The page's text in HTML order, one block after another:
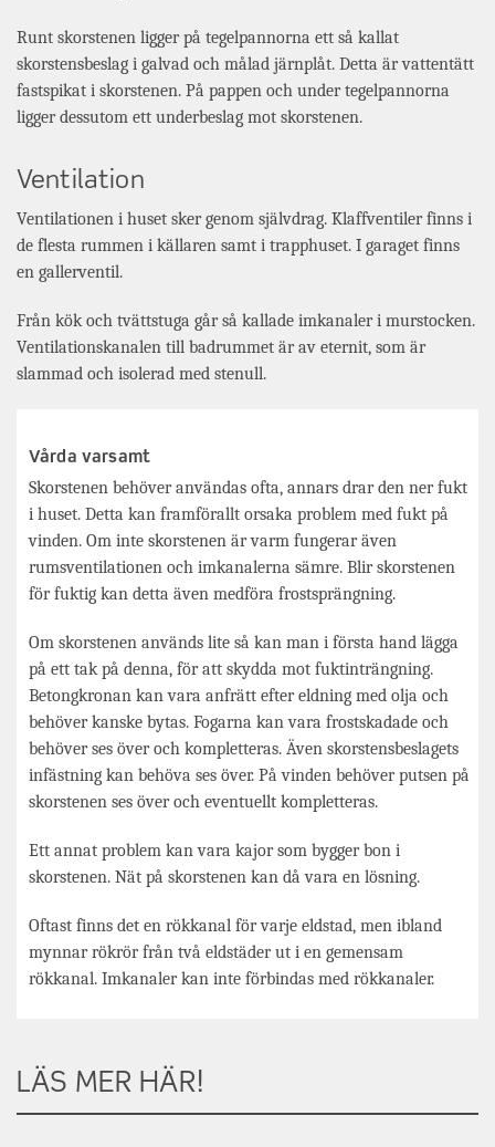
Runt skorstenen ligger på tegelpannorna ett så kallat
skorstensbeslag i galvad och målad järnplåt. Detta är vattentätt
fastspikat i skorstenen. På pappen och under tegelpannorna
ligger dessutom ett underbeslag mot skorstenen.
Ventilation
Ventilationen i huset sker genom självdrag. Klaffventiler finns i
de flesta rummen i källaren samt i trapphuset. I garaget finns
en gallerventil.
Från kök och tvättstuga går så kallade imkanaler i murstocken.
Ventilationskanalen till badrummet är av eternit, som är
slammad och isolerad med stenull.
Vårda varsamt
Skorstenen behöver användas ofta, annars drar den ner fukt
i huset. Detta kan framförallt orsaka problem med fukt på
vinden. Om inte skorstenen är varm fungerar även
rumsventilationen och imkanalerna sämre. Blir skorstenen
för fuktig kan detta även medföra frostsprängning.
Om skorstenen används lite så kan man i första hand lägga
på ett tak på denna, för att skydda mot fuktinträngning.
Betongkronan kan vara anfrätt efter eldning med olja och
behöver kanske bytas. Fogarna kan vara frostskadade och
behöver ses över och kompletteras. Även skorstensbeslagets
infästning kan behöva ses över. På vinden behöver putsen på
skorstenen ses över och eventuellt kompletteras.
Ett annat problem kan vara kajor som bygger bon i
skorstenen. Nät på skorstenen kan då vara en lösning.
Oftast finns det en rökkanal för varje eldstad, men ibland
mynnar rökrör från två eldstäder ut i en gemensam
rökkanal. Imkanaler kan inte förbindas med rökkanaler.
LÄS MER HÄR!